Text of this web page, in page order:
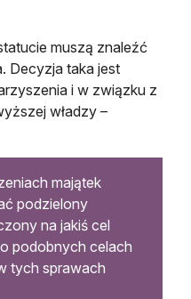
muszą znaleźć
Decyzja taka jest
i w związku z
władzy –
majątek
podzielony
na jakiś cel
podobnych celach
tych sprawach